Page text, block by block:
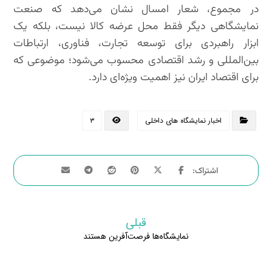
در مجموع، شعار امسال نشان می‌دهد که صنعت
نمایشگاهی دیگر فقط محل عرضه کالا نیست، بلکه یک
ابزار راهبردی برای توسعه تجارت، فناوری، ارتباطات
بین‌المللی و رشد اقتصادی محسوب می‌شود؛ موضوعی که
برای اقتصاد ایران نیز اهمیت ویژه‌ای دارد.
اخبار نمایشگاه های داخلی ۳
قبلی
نمایشگاه‌ها فرصت‌آفرین هستند